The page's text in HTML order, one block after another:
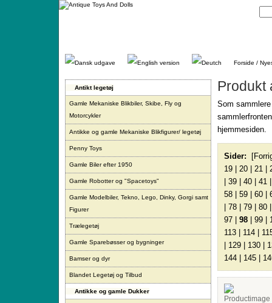
Gå
Forside /
Antikt legetøj
Gamle Mekaniske Blikbiler, Skibe, Fly og
Motorcykler
Antikke og gamle Mekaniske Blikfigurer/ legetøj
Penny Toys
Gamle Biler efter 1950
Gamle Robotter og "Spacetoys"
Gamle Modelbiler, Tekno, Lego, Dinky, Gorgi samt
Figurer
Trælegetøj
Gamle Sparebøsser og bygninger
Bamser og dyr
Blandet Legetøj og Tilbud
Antikke og gamle Dukker
Produkt
Som
hjemmesiden.
Sider:
19
20 21
39 40 41
58
59 60
78 79 80
97
98 99
113
114
129 130
144
145